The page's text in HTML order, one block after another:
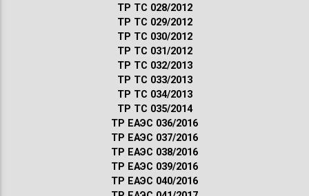
ТР ТС 028/2012
ТР ТС 029/2012
ТР ТС 030/2012
ТР ТС 031/2012
ТР ТС 032/2013
ТР ТС 033/2013
ТР ТС 034/2013
ТР ТС 035/2014
ТР ЕАЭС 036/2016
ТР ЕАЭС 037/2016
ТР ЕАЭС 038/2016
ТР ЕАЭС 039/2016
ТР ЕАЭС 040/2016